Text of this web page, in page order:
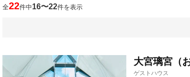
全22件中16〜22件を表示
大宮璃宮（
ゲストハウス